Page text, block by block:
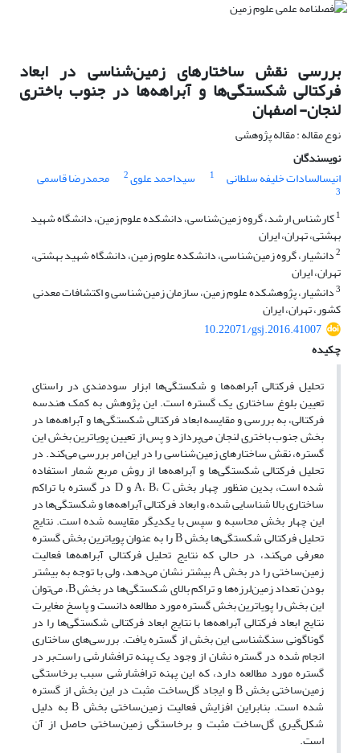
بررسی نقش ساختارهای زمین‌شناسی در ابعاد
فرکتالی شکستگی‌ها و آبراهه‌ها در جنوب باختری
لنجان- اصفهان
نوع مقاله : مقاله پژوهشی
نویسندگان
انیس‎السادات خلیفه سلطانی
1 سیداحمد علوی2 محمدرضا قاسمی
3
1کارشناس ارشد، گروه زمین‌شناسی، دانشکده علوم زمین، دانشگاه شهید
بهشتی، تهران، ایران
2دانشیار، گروه زمین‌شناسی، دانشکده علوم زمین، دانشگاه شهید بهشتی،
تهران، ایران
3دانشیار، پژوهشکده علوم زمین، سازمان زمین‌شناسی و اکتشافات معدنی
کشور، تهران، ایران
10.22071/gsj.2016.41007
چکیده
تحلیل فرکتالی آبراهه‌ها و شکستگی‌ها ابزار سودمندی در راستای
تعیین بلوغ ساختاری یک گستره است. این پژوهش به کمک هندسه
فرکتالی، به بررسی و مقایسه ابعاد فرکتالی شکستگی‌ها و آبراهه‌ها در
بخش جنوب باختری لنجان می‌پردازد و پس از تعیین پویاترین بخش این
گستره، نقش ساختارهای زمین‌شناسی را در این امر بررسی می‌کند. در
تحلیل فرکتالی شکستگی‌ها و آبراهه‌ها از روش مربع شمار استفاده
شده ‌است، بدین منظور چهار بخش A، B، C و D در گستره با تراکم
ساختاری بالا شناسایی شده، و ابعاد فرکتالی آبراهه‌ها و شکستگی‌ها در
این چهار بخش محاسبه و سپس با یکدیگر مقایسه شده ‌است. نتایج
تحلیل فرکتالی شکستگی‌ها بخش B را به عنوان پویاترین بخش گستره
معرفی می‌کند، در حالی که نتایج تحلیل فرکتالی آبراهه‌ها فعالیت
زمین‌ساختی را در بخش A بیشتر نشان می‌دهد، ولی با توجه به بیشتر
بودن تعداد زمین‌لرزه‌ها و تراکم بالای شکستگی‌ها در بخش B، می‌توان
این بخش را پویاترین بخش گستره مورد مطالعه دانست و پاسخ مغایرت
نتایج ابعاد فرکتالی آبراهه‌ها با نتایج ابعاد فرکتالی شکستگی‌ها را در
گوناگونی سنگ‎شناسی این بخش از گستره یافت. بررسی‌های ساختاری
انجام شده در گستره نشان از وجود یک پهنه ترافشارشی راست‌بر در
گستره مورد مطالعه دارد، که این پهنه ترافشارشی سبب برخاستگی
زمین‌ساختی بخش B و ایجاد گل‌ساخت مثبت در این بخش از گستره
شده ‌است. بنابراین افزایش فعالیت زمین‌ساختی بخش B به دلیل
شکل‌گیری گل‌ساخت مثبت و برخاستگی زمین‌ساختی حاصل از آن
است.